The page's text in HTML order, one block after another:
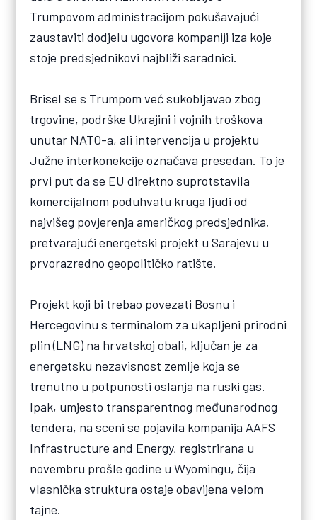
Trumpovom administracijom pokušavajući
zaustaviti dodjelu ugovora kompaniji iza koje
stoje predsjednikovi najbliži saradnici.
Brisel se s Trumpom već sukobljavao zbog
trgovine, podrške Ukrajini i vojnih troškova
unutar NATO-a, ali intervencija u projektu
Južne interkonekcije označava presedan. To je
prvi put da se EU direktno suprotstavila
komercijalnom poduhvatu kruga ljudi od
najvišeg povjerenja američkog predsjednika,
pretvarajući energetski projekt u Sarajevu u
prvorazredno geopolitičko ratište.
Projekt koji bi trebao povezati Bosnu i
Hercegovinu s terminalom za ukapljeni prirodni
plin (LNG) na hrvatskoj obali, ključan je za
energetsku nezavisnost zemlje koja se
trenutno u potpunosti oslanja na ruski gas.
Ipak, umjesto transparentnog međunarodnog
tendera, na sceni se pojavila kompanija AAFS
Infrastructure and Energy, registrirana u
novembru prošle godine u Wyomingu, čija
vlasnička struktura ostaje obavijena velom
tajne.